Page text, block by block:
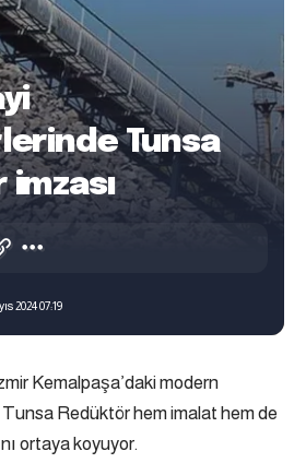
Tunsa
2024 07:19
Kemalpaşa’daki modern
Redüktör hem imalat hem de
ortaya koyuyor.